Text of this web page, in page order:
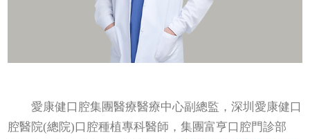
愛康健口腔集團醫療醫療中心副總監，深圳愛康健口
腔醫院(總院)口腔種植專科醫師，集團富亨口腔門診部